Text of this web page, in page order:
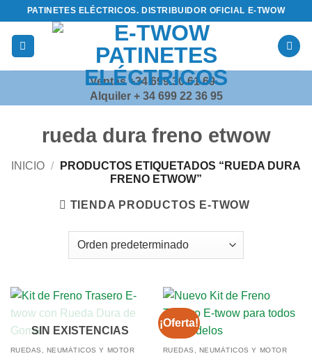
Saltar
al
contenido
PATINETES ELÉCTRICOS. DISTRIBUIDOR OFICIAL E-TWOW
Ventas +34 699 30 61 69
Alquiler + 34 699 22 36 95
rueda dura freno etwow
INICIO /
PRODUCTOS ETIQUETADOS “RUEDA DURA
FRENO ETWOW”
TIENDA PRODUCTOS E-TWOW
SIN EXISTENCIAS
RUEDAS, NEUMÁTICOS Y MOTOR
¡Oferta!
RUEDAS, NEUMÁTICOS Y MOTOR